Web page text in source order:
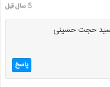
5 سال قبل
حجت حسینی
پاسخ